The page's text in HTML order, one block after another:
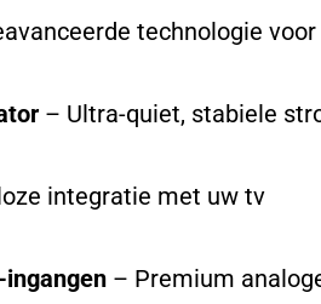
technologie
– Ultra-quiet, stabiele
integratie met uw tv
ingangen – Premium